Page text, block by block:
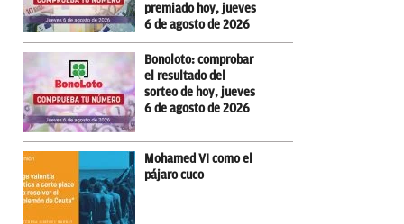
premiado hoy, jueves
6 de agosto de 2026
Bonoloto: comprobar
el resultado del
sorteo de hoy, jueves
6 de agosto de 2026
Mohamed VI como el
pájaro cuco